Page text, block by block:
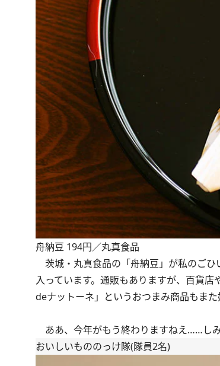
舟納豆 194円／丸真食品
茨城・丸真食品の「舟納豆」が私のごひ
入っています。通販もありますが、百貨
deナットーネ」というおつまみ商品もま
ああ、今年がもう終わりますねえ……し
おいしいもののっけ隊(隊員2名)